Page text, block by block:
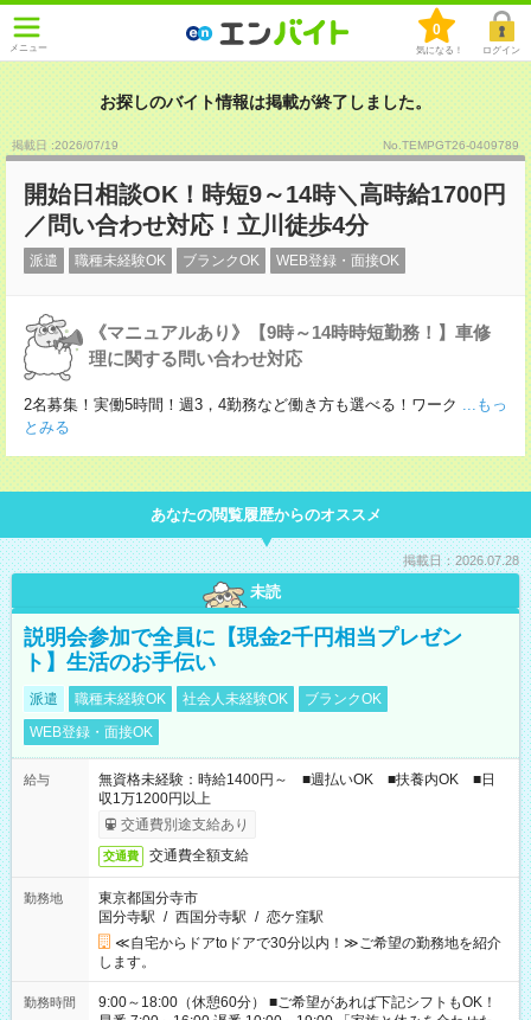
メニュー
0
気になる！ ログイン
お探しのバイト情報は掲載が終了しました。
掲載日 :2026/07/19 No.TEMPGT26-0409789
開始日相談OK！時短9～14時＼高時給1700円
／問い合わせ対応！立川徒歩4分
派遣 職種未経験OK ブランクOK WEB登録・面接OK
《マニュアルあり》【9時～14時時短勤務！】車修
理に関する問い合わせ対応
2名募集！実働5時間！週3，4勤務など働き方も選べる！ワーク ...もっ
とみる
あなたの閲覧履歴からのオススメ
掲載日：2026.07.28
未読
説明会参加で全員に【現金2千円相当プレゼン
ト】生活のお手伝い
派遣 職種未経験OK 社会人未経験OK
ブランクOK
WEB登録・面接OK
給与
無資格未経験：時給1400円～ ■週払いOK ■扶養内OK ■日
収1万1200円以上
交通費別途支給あり
交通費 交通費全額支給
勤務地
東京都国分寺市
国分寺駅 / 西国分寺駅 / 恋ケ窪駅
≪自宅からドアtoドアで30分以内！≫ご希望の勤務地を紹介
します。
勤務時間
9:00～18:00（休憩60分） ■ご希望があれば下記シフトもOK！